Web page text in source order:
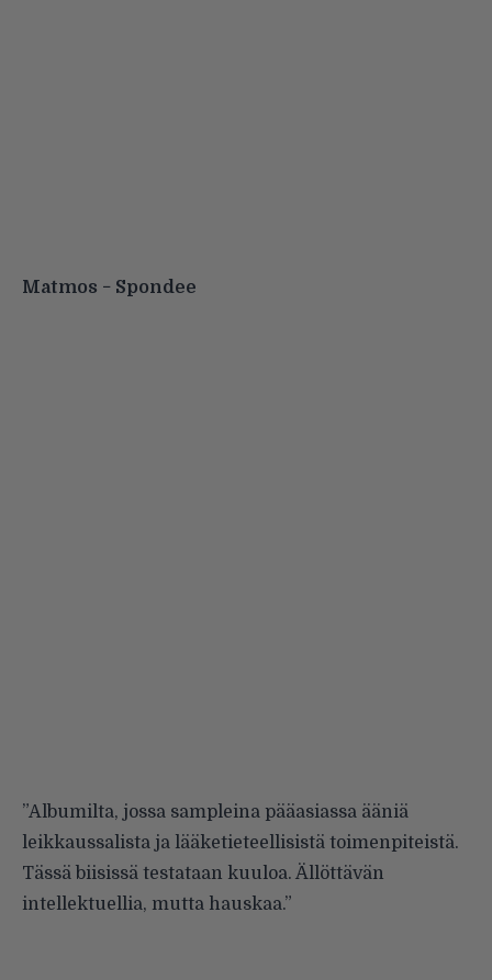
Matmos − Spondee
”Albumilta, jossa sampleina pääasiassa ääniä
leikkaussalista ja lääketieteellisistä toimenpiteistä.
Tässä biisissä testataan kuuloa. Ällöttävän
intellektuellia, mutta hauskaa.”